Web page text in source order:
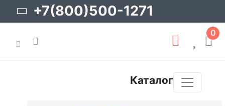
+7(800)500-1271
0
Каталог